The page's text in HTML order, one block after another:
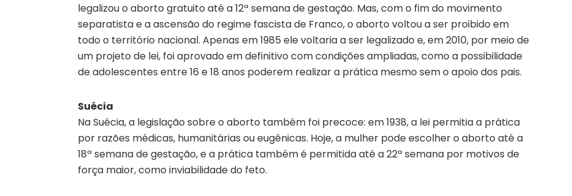
legalizou o aborto gratuito até a 12ª semana de gestação. Mas, com o fim do movimento
separatista e a ascensão do regime fascista de Franco, o aborto voltou a ser proibido em
todo o território nacional. Apenas em 1985 ele voltaria a ser legalizado e, em 2010, por meio de
um projeto de lei, foi aprovado em definitivo com condições ampliadas, como a possibilidade
de adolescentes entre 16 e 18 anos poderem realizar a prática mesmo sem o apoio dos pais.
Suécia
Na Suécia, a legislação sobre o aborto também foi precoce: em 1938, a lei permitia a prática
por razões médicas, humanitárias ou eugênicas. Hoje, a mulher pode escolher o aborto até a
18ª semana de gestação, e a prática também é permitida até a 22ª semana por motivos de
força maior, como inviabilidade do feto.